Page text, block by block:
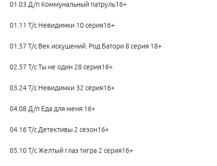
01.03 Д/п Коммунальный патруль16+
01.11 Т/с Невидимки 10 серия16+
01.57 Т/с Век искушений. Род Батори 8 серия 18+
02.57 Т/с Ты не один 28 серия16+
03.24 Т/с Невидимки 32 серия16+
04.08 Д/п Еда для меня.16+
04.16 Т/с Детективы 2 сезон16+
05.10 Т/с Желтый глаз тигра 2 серия16+